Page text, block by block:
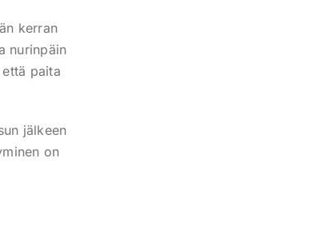
kerran
nurinpäin
paita
jälkeen
on